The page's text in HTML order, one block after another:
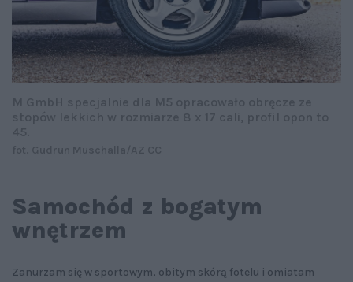
Samochód z bogatym
wnętrzem
Zanurzam się w sportowym, obitym skórą fotelu i omiatam